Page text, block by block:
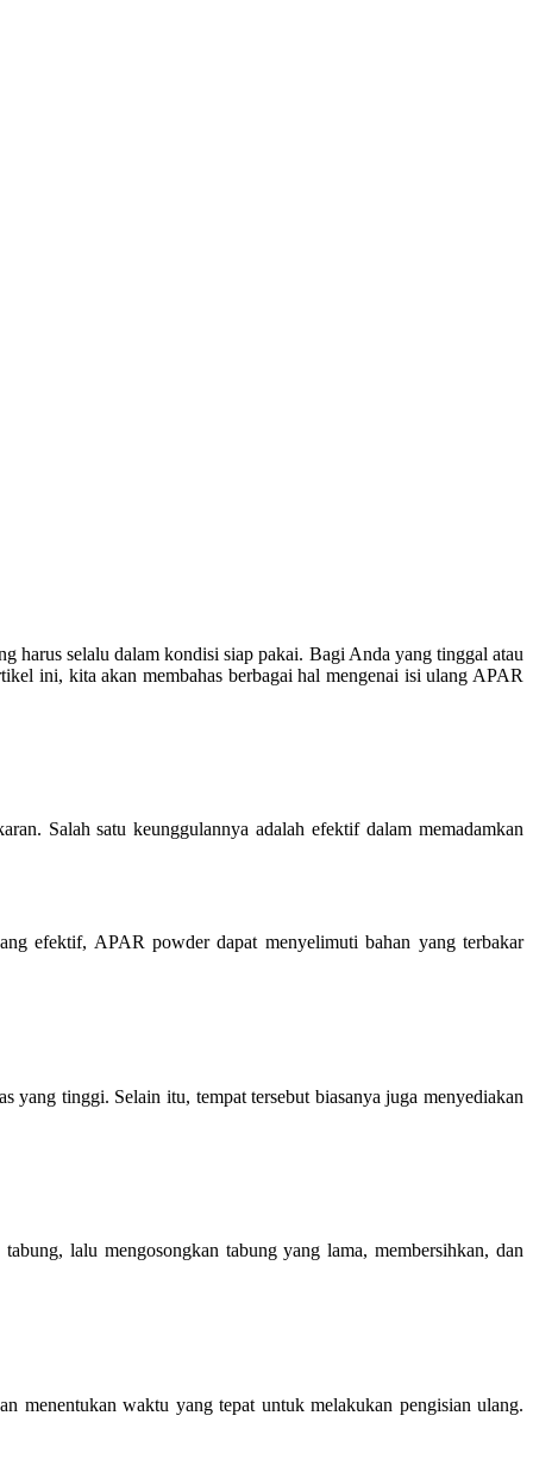
harus selalu dalam kondisi siap pakai. Bagi Anda yang tinggal atau
ini, kita akan membahas berbagai hal mengenai isi ulang APAR
Salah satu keunggulannya adalah efektif dalam memadamkan
efektif, APAR powder dapat menyelimuti bahan yang terbakar
yang tinggi. Selain itu, tempat tersebut biasanya juga menyediakan
lalu mengosongkan tabung yang lama, membersihkan, dan
menentukan waktu yang tepat untuk melakukan pengisian ulang.